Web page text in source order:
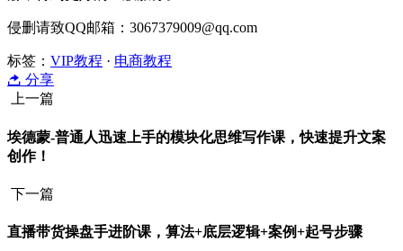
侵删请致QQ邮箱：3067379009@qq.com
标签： VIP教程 · 电商教程
分享
上一篇
埃德蒙-普通人迅速上手的模块化思维写作课，快速提升文案
创作！
下一篇
直播带货操盘手进阶课，算法+底层逻辑+案例+起号步骤